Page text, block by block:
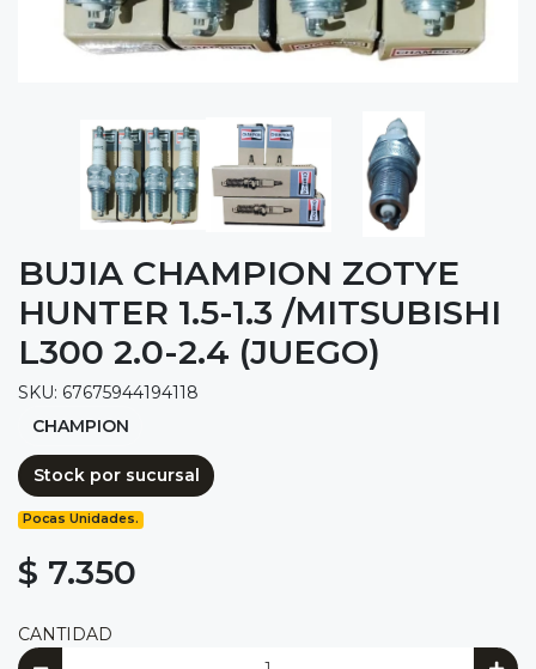
BUJIA CHAMPION ZOTYE
HUNTER 1.5-1.3 /MITSUBISHI
L300 2.0-2.4 (JUEGO)
SKU: 67675944194118
CHAMPION
Stock por sucursal
Pocas Unidades.
$ 7.350
CANTIDAD